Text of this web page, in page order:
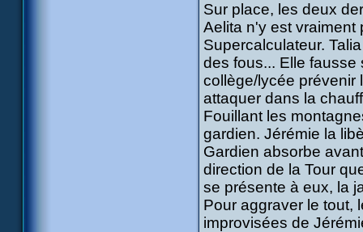
Sur place, les deux
Aelita n'y est vraiment
Supercalculateur.
des fous... Elle
collège/lycée prévenir
attaquer dans la
Fouillant les
gardien. Jérémie la
Gardien absorbe
direction de la Tour
se présente à eux, la
Pour aggraver le tout,
improvisées de